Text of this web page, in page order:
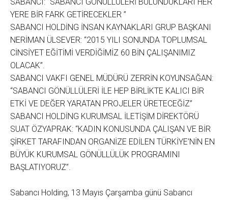
SABANCI: “SABANCI GÖNÜLLÜLERİ BULUNDUKLARI HER
YERE BİR FARK GETİRECEKLER ”
SABANCI HOLDİNG İNSAN KAYNAKLARI GRUP BAŞKANI
NERİMAN ÜLSEVER: “2015 YILI SONUNDA TOPLUMSAL
CİNSİYET EĞİTİMİ VERDİĞİMİZ 60 BİN ÇALIŞANIMIZ
OLACAK”.
SABANCI VAKFI GENEL MÜDÜRÜ ZERRİN KOYUNSAĞAN:
“SABANCI GÖNÜLLÜLERİ İLE HEP BİRLİKTE KALICI BİR
ETKİ VE DEĞER YARATAN PROJELER ÜRETECEĞİZ”
SABANCI HOLDİNG KURUMSAL İLETİŞİM DİREKTÖRÜ
SUAT ÖZYAPRAK: “KADIN KONUSUNDA ÇALIŞAN VE BİR
ŞİRKET TARAFINDAN ORGANİZE EDİLEN TÜRKİYE’NİN EN
BÜYÜK KURUMSAL GÖNÜLLÜLÜK PROGRAMINI
BAŞLATIYORUZ”.
Sabancı Holding, 13 Mayıs Çarşamba günü Sabancı